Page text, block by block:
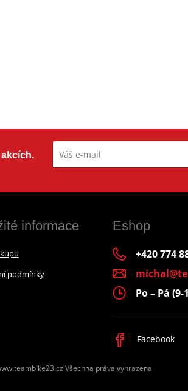
informace
podmínky
Eshop
+420 774
Po – Pá (9-
Facebook
Všechna práva vyhrazena